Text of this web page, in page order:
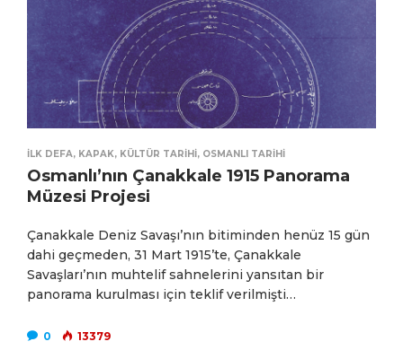
İLK DEFA, KAPAK, KÜLTÜR TARIHI, OSMANLI TARIHI
Osmanlı’nın Çanakkale 1915 Panorama
Müzesi Projesi
Çanakkale Deniz Savaşı’nın bitiminden henüz 15 gün
dahi geçmeden, 31 Mart 1915’te, Çanakkale
Savaşları’nın muhtelif sahnelerini yansıtan bir
panorama kurulması için teklif verilmişti…
0 13379